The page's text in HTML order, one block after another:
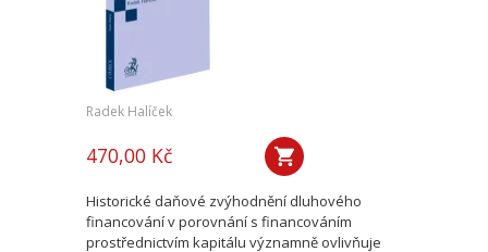
Radek Halíček
470,00 Kč
Historické daňové zvýhodnění dluhového
financování v porovnání s financováním
prostřednictvím kapitálu významně ovlivňuje